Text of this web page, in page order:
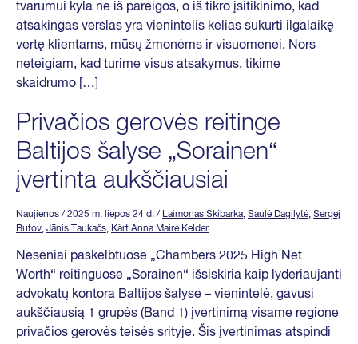
tvarumui kyla ne iš pareigos, o iš tikro įsitikinimo, kad
atsakingas verslas yra vienintelis kelias sukurti ilgalaikę
vertę klientams, mūsų žmonėms ir visuomenei. Nors
neteigiam, kad turime visus atsakymus, tikime
skaidrumo […]
Privačios gerovės reitinge
Baltijos šalyse „Sorainen“
įvertinta aukščiausiai
Naujienos / 2025 m. liepos 24 d. / Laimonas Skibarka, Saulė Dagilytė, Sergej
Butov, Jānis Taukačs, Kärt Anna Maire Kelder
Neseniai paskelbtuose „Chambers 2025 High Net
Worth“ reitinguose „Sorainen“ išsiskiria kaip lyderiaujanti
advokatų kontora Baltijos šalyse – vienintelė, gavusi
aukščiausią 1 grupės (Band 1) įvertinimą visame regione
privačios gerovės teisės srityje. Šis įvertinimas atspindi